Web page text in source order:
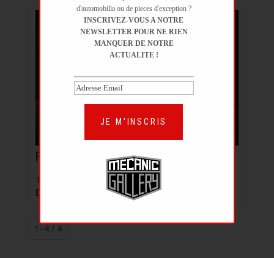
Ford Mustang GT « Code K » FIA
1965 | 1 000 km
DÉJÀ VENDUE
1–4 / 4
d'automobilia ou de pieces d'exception ?
INSCRIVEZ-VOUS A NOTRE
NEWSLETTER POUR NE RIEN
MANQUER DE NOTRE
ACTUALITE !
JE M'INSCRIS